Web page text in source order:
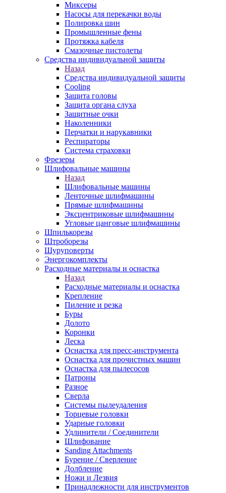
Миксеры
Насосы для перекачки воды
Полировка шин
Промышленные фены
Протяжка кабеля
Смазочные пистолеты
Средства индивидуальной защиты
Назад
Средства индивидуальной защиты
Cooling
Защита головы
Защита органа слуха
Защитные очки
Наколенники
Перчатки и нарукавники
Респираторы
Система страховки
Фрезеры
Шлифовальные машины
Назад
Шлифовальные машины
Ленточные шлифмашины
Прямые шлифмашины
Эксцентриковые шлифмашины
Угловые цанговые шлифмашины
Шпилькорезы
Штроборезы
Шуруповерты
Энергокомплекты
Расходные материалы и оснастка
Назад
Расходные материалы и оснастка
Крепление
Пиление и резка
Буры
Долото
Коронки
Леска
Оснастка для пресс-инструмента
Оснастка для прочистных машин
Оснастка для пылесосов
Патроны
Разное
Сверла
Системы пылеудаления
Торцевые головки
Ударные головки
Удлинители / Соединители
Шлифование
Sanding Attachments
Бурение / Сверление
Долбление
Ножи и Лезвия
Принадлежности для инструментов